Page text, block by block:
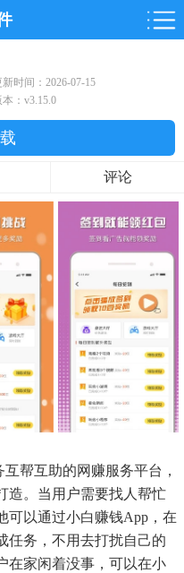
新时间：2026-07-15
本：v3.15.0
评论
帮互助的网赚服务平台，
造。当用户需要找人帮忙
可以通过小白赚钱app，在
任务，不用去打扰自己的
在家闲着没事，可以在小